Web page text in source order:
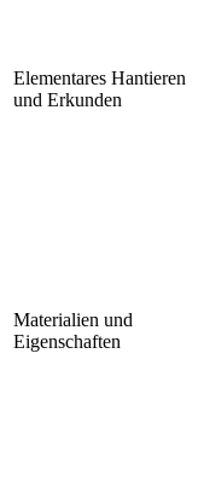
Elementares Hantieren
und Erkunden
Materialien und
Eigenschaften